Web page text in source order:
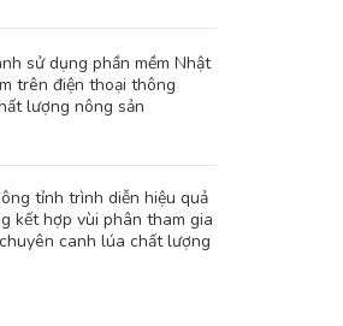
sử dụng phần mềm Nhật
trên điện thoại thông
lượng nông sản
tỉnh trình diễn hiệu quả
kết hợp vùi phân tham gia
canh lúa chất lượng